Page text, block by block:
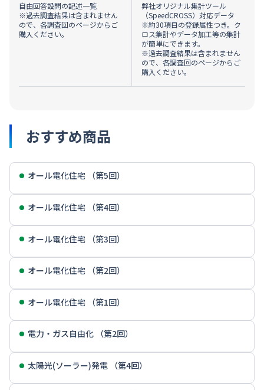
自由回答設問の記述一覧
※過去調査結果は含まれません
ので、各調査回のページからご
購入ください。
弊社オリジナル集計ツール
（SpeedCROSS）対応データ
※約30項目の登録属性つき。ク
ロス集計やデータ加工等の集計
が簡単にできます。
※過去調査結果は含まれません
ので、各調査回のページからご
購入ください。
おすすめ商品
オール電化住宅 （第5回）
オール電化住宅 （第4回）
オール電化住宅 （第3回）
オール電化住宅 （第2回）
オール電化住宅 （第1回）
電力・ガス自由化 （第2回）
太陽光(ソーラー)発電 （第4回）